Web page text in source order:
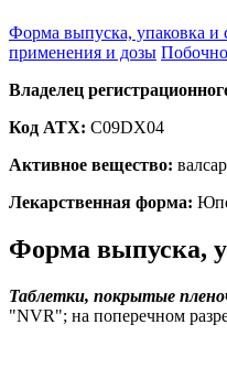
Форма выпуска, упаковка и
применения и дозы
Владелец
Код ATX: C09DX04
Активное вещество:
Лекарственная форма:
Форма выпуска,
Таблетки, покрытые
"NVR"; на поперечном